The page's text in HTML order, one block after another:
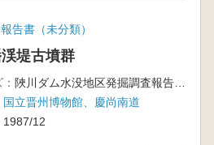
報告書（未分類）
堤古墳群
陜川ダム水没地区発掘調査報告1/国立晋州博物館遺跡調査報告書第2冊
国立晋州博物館、慶尚南道
1987/12